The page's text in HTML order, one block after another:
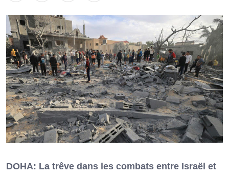
DOHA: La trêve dans les combats entre Israël et